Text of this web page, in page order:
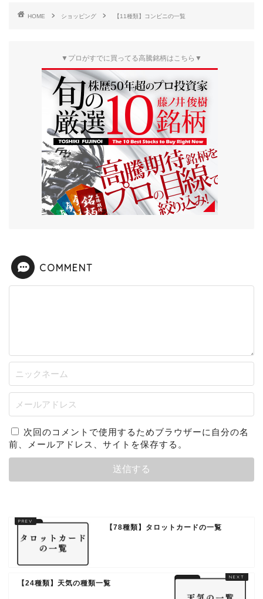
HOME ショッピング 【11種類】コンビニの一覧
▼プロがすでに買ってる高騰銘柄はこちら▼
COMMENT
次回のコメントで使用するためブラウザーに自分の名
前、メールアドレス、サイトを保存する。
【78種類】タロットカードの一覧
【24種類】天気の種類一覧